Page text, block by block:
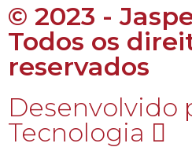
© 2023 -
Todos os
reservados
Desenvolvido
Tecnologia